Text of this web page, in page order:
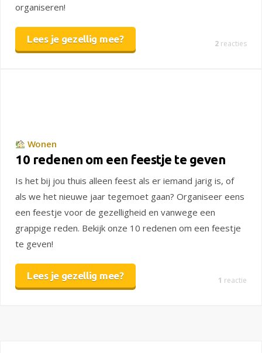
organiseren!
Lees je gezellig mee? 2 reacties
Wonen
10 redenen om een feestje te geven
Is het bij jou thuis alleen feest als er iemand jarig is, of
als we het nieuwe jaar tegemoet gaan? Organiseer eens
een feestje voor de gezelligheid en vanwege een
grappige reden. Bekijk onze 10 redenen om een feestje
te geven!
Lees je gezellig mee? 1 reactie